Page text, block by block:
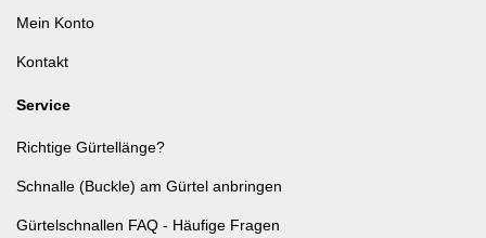
Mein Konto
Kontakt
Service
Richtige Gürtellänge?
Schnalle (Buckle) am Gürtel anbringen
Gürtelschnallen FAQ - Häufige Fragen